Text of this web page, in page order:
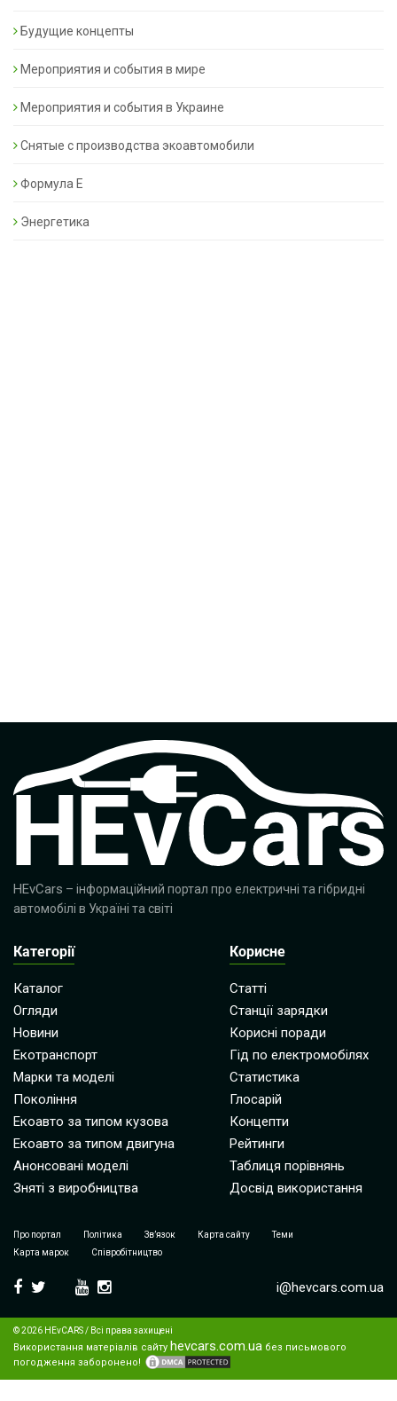
Будущие концепты
Мероприятия и события в мире
Мероприятия и события в Украине
Снятые с производства экоавтомобили
Формула Е
Энергетика
HEvCars – інформаційний портал про електричні та гібридні
автомобілі в Україні та світі
Категорії
Каталог
Огляди
Новини
Екотранспорт
Марки та моделі
Покоління
Екоавто за типом кузова
Екоавто за типом двигуна
Анонсовані моделі
Зняті з виробництва
Корисне
Статті
Станції зарядки
Корисні поради
Гід по електромобілях
Статистика
Глосарій
Концепти
Рейтинги
Таблиця порівнянь
Досвід використання
Про портал Політика Зв’язок Карта сайту
Теми
Карта марок
Співробітництво
i@hevcars.com.ua
© 2026 HEvCARS / Всі права захищені
Використання матеріалів сайту hevcars.com.ua без письмового
погодження заборонено!